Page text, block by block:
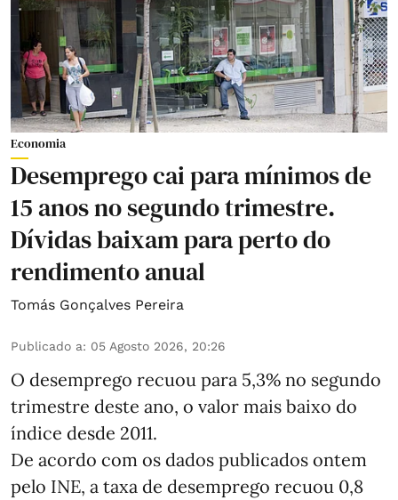
Economia
Desemprego cai para mínimos de
15 anos no segundo trimestre.
Dívidas baixam para perto do
rendimento anual
Tomás Gonçalves Pereira
Publicado a: 05 Agosto 2026, 20:26
O desemprego recuou para 5,3% no segundo
trimestre deste ano, o valor mais baixo do
índice desde 2011.
De acordo com os dados publicados ontem
pelo INE, a taxa de desemprego recuou 0,8